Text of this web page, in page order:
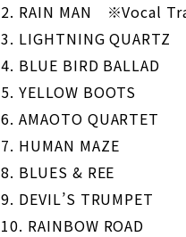
2. RAIN MAN ※Vocal
3. LIGHTNING QUARTZ
4. BLUE BIRD BALLAD
5. YELLOW BOOTS
6. AMAOTO QUARTET
7. HUMAN MAZE
8. BLUES & REE
9. DEVIL’S TRUMPET
10. RAINBOW ROAD